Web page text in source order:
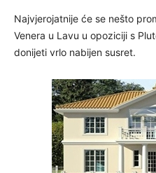
Najvjerojatnije će se nešto
Venera u Lavu u opoziciji s
donijeti vrlo nabijen susret.